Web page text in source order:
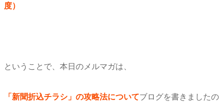
度）
ということで、本日のメルマガは、
「新聞折込チラシ」の攻略法についてブログを書きましたの